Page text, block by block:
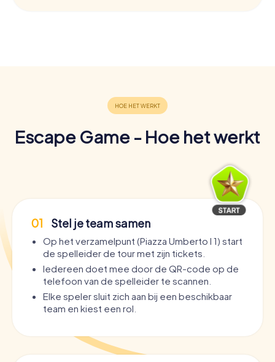
Escape Game - Hoe het werkt
01 Stel je team samen
Op het verzamelpunt (Piazza Umberto I 1) start
de spelleider de tour met zijn tickets.
Iedereen doet mee door de QR-code op de
telefoon van de spelleider te scannen.
Elke speler sluit zich aan bij een beschikbaar
team en kiest een rol.